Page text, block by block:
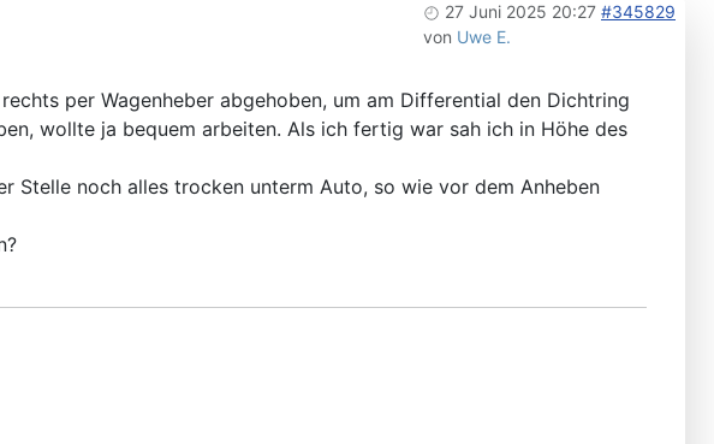
27 Juni 2025 20:27 #345829
von Uwe E.
per Wagenheber abgehoben, um am Differential den Dichtring
wollte ja bequem arbeiten. Als ich fertig war sah ich in Höhe des
Stelle noch alles trocken unterm Auto, so wie vor dem Anheben